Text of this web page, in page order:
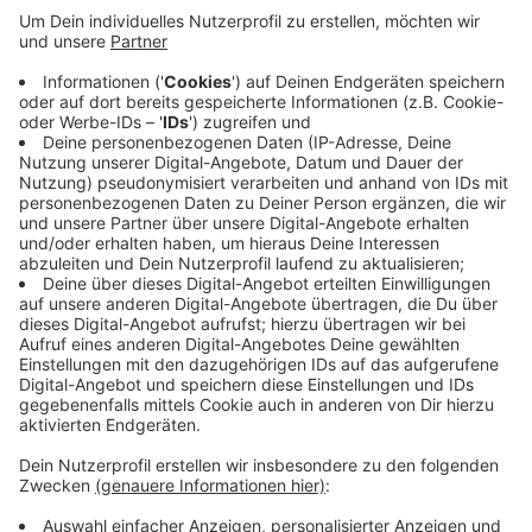
Sie sollten sich einen Platz aussuchen, der mindestens
500 Meter von Stromleitungen entfernt ist. Die
Lenkschnur des Drachen sollte höchsten 100 Meter
lang und aus Kunststoff sein. Das Material leitet
keinen Strom. Sollte sich doch einmal ein Drachen in
einer Stromleitung verfangen, bergen sie ihn auf keinen
Fall selbst, sondern informieren Sie Westnetz über die
Nummer 0800 411224.HIERkönnen Kinder einen
Drachenführerschein machen.
Anzeige